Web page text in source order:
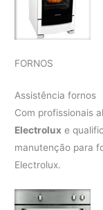
FORNOS
Assistência fornos
Com profissionais
Electrolux e
manutenção para
Electrolux.